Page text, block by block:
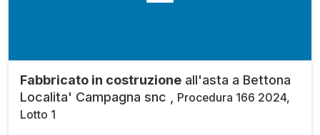
Fabbricato in costruzione all'asta a Bettona
Localita' Campagna snc ,
Procedura 166 2024,
Lotto 1